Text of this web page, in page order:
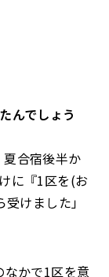
んでしょう
夏合宿後半か
に『1区を(お
けました」
なかで1区を意